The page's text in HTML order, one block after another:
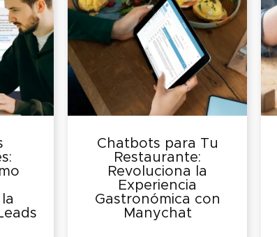
Chatbots para Tu
Restaurante:
Revoluciona la
Experiencia
Gastronómica con
Manychat